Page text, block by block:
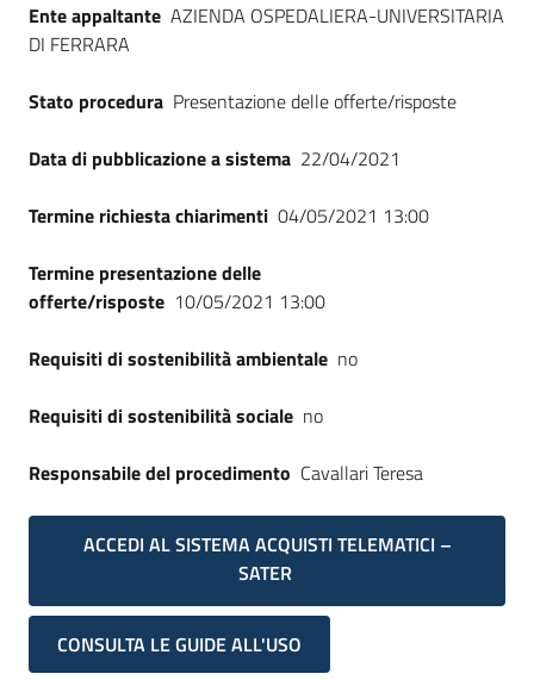
su
Ente appaltante AZIENDA OSPEDALIERA-UNIVERSITARIA
DI FERRARA
Stato procedura Presentazione delle offerte/risposte
Data di pubblicazione a sistema 22/04/2021
Termine richiesta chiarimenti 04/05/2021 13:00
Termine presentazione delle
offerte/risposte 10/05/2021 13:00
Requisiti di sostenibilità ambientale no
Requisiti di sostenibilità sociale no
Responsabile del procedimento Cavallari Teresa
ACCEDI AL SISTEMA ACQUISTI TELEMATICI –
SATER
CONSULTA LE GUIDE ALL'USO